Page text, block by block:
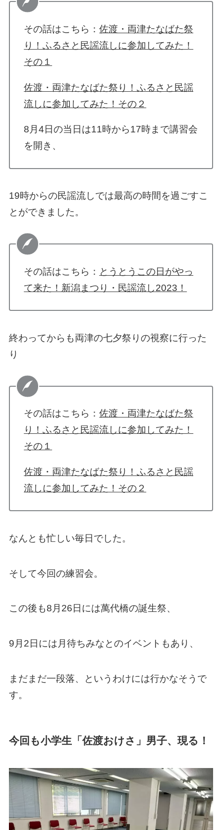
その話はこちら：佐渡・両津たなばた祭
り！ふるさと民謡流しに参加してみた！
その１
佐渡・両津たなばた祭り！ふるさと民謡
流しに参加してみた！その２
8月4日の当日は11時から17時まで講習会
を開き、
19時からの民謡流しでは最高の時間を過ごすこ
とができました。
その話はこちら： とうとうこの日がやっ
て来た！新潟まつり・民謡流し2023！
終わってからも両津の七夕祭りの視察に行った
り
その話はこちら：佐渡・両津たなばた祭
り！ふるさと民謡流しに参加してみた！
その１
佐渡・両津たなばた祭り！ふるさと民謡
流しに参加してみた！その２
なんとも忙しい毎日でした。
そして今回の練習会。
この後も8月26日には萬代橋の誕生祭、
9月2日には月待ちみなとのイベントもあり、
まだまだ一段落、というわけには行かなそうで
す。
今回も小学生「佐渡おけさ」男子、現る！